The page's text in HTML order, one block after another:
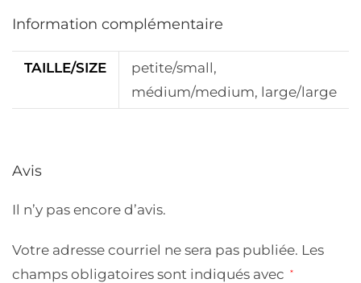
Information complémentaire
TAILLE/SIZE
petite/small,
médium/medium, large/large
Avis
Il n’y pas encore d’avis.
Votre adresse courriel ne sera pas publiée. Les
champs obligatoires sont indiqués avec
*